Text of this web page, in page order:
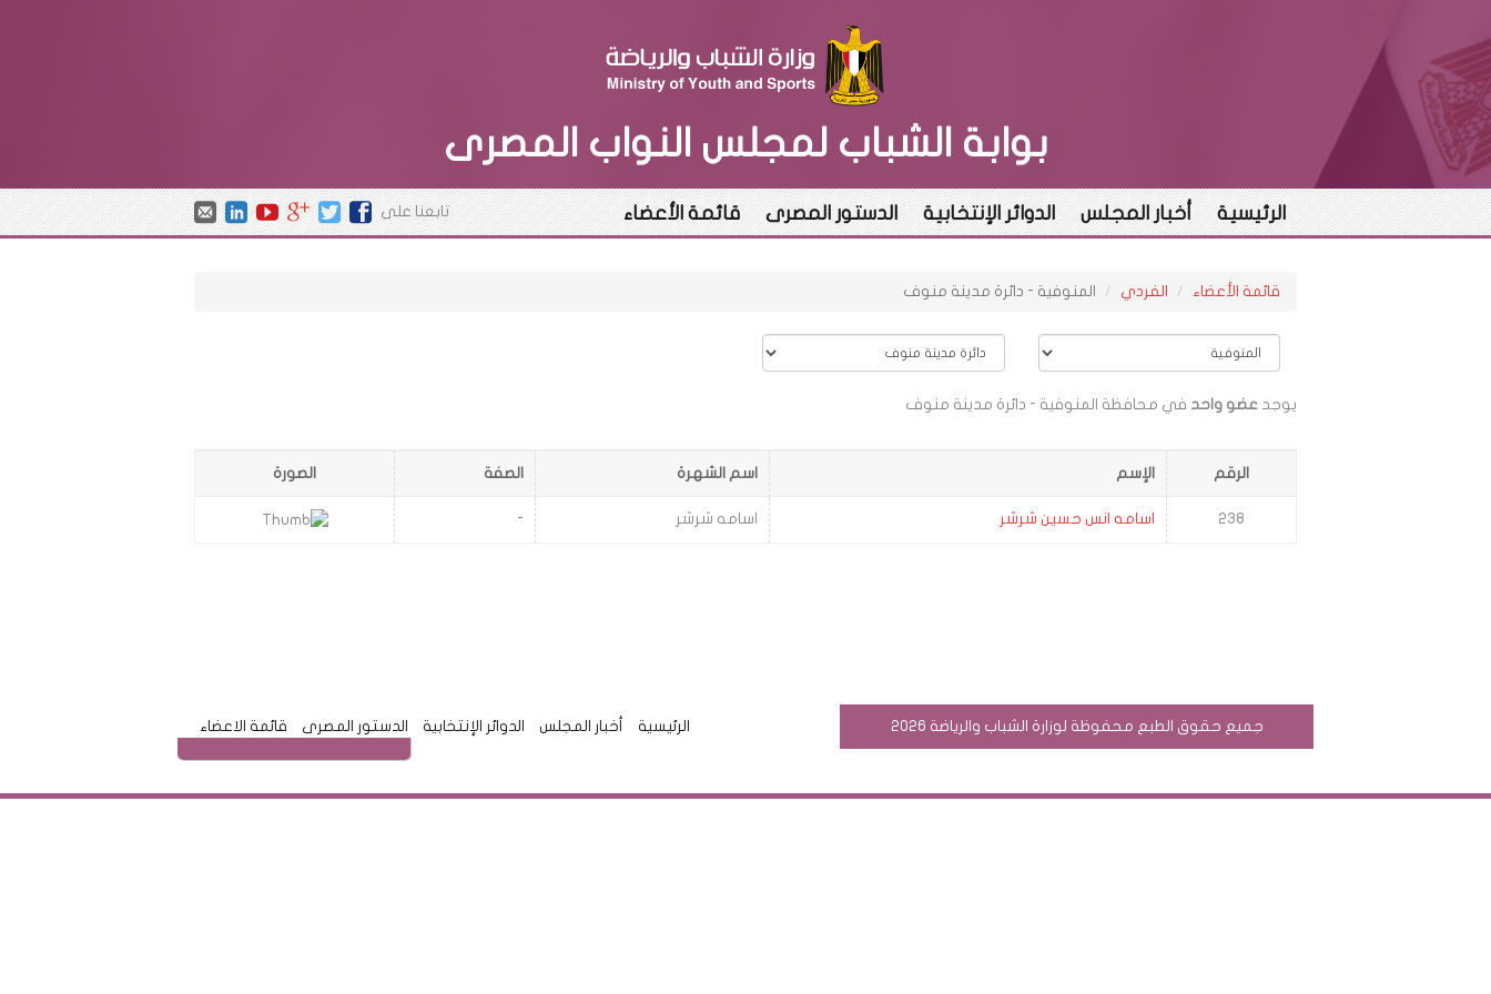
بوابة الشباب لمجلس النواب المصرى
الرئيسية أخبار المجلس الدوائر الإنتخابية الدستور المصرى قائمة الأعضاء تابعنا على
قائمة الأعضاء الفردي المنوفية - دائرة مدينة منوف
يوجد عضو واحد في محافظة المنوفية - دائرة مدينة منوف
الرقم الإسم اسم الشهرة الصفة الصورة
238 اسامه انس حسين شرشر اسامه شرشر -
الرئيسية أخبار المجلس الدوائر الإنتخابية الدستور المصرى قائمة الاعضاء جميع حقوق الطبع محفوظة لوزارة الشباب والرياضة 2026